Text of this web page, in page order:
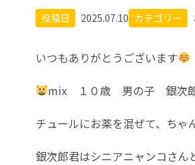
投稿日 2025.07.10 カテゴリー
いつもありがとうございます
mix １０歳 男の子 銀次
チュールにお薬を混ぜて、ちゃ
銀次郎君はシニアニャンコさん